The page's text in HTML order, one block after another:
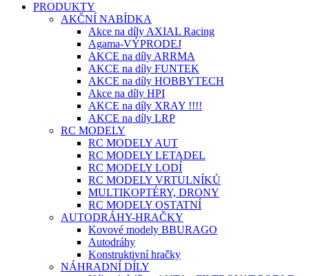
PRODUKTY
AKČNÍ NABÍDKA
Akce na díly AXIAL Racing
Agama-VÝPRODEJ
AKCE na díly ARRMA
AKCE na díly FUNTEK
AKCE na díly HOBBYTECH
Akce na díly HPI
AKCE na díly XRAY !!!!
AKCE na díly LRP
RC MODELY
RC MODELY AUT
RC MODELY LETADEL
RC MODELY LODÍ
RC MODELY VRTULNÍKŮ
MULTIKOPTÉRY, DRONY
RC MODELY OSTATNÍ
AUTODRÁHY-HRAČKY
Kovové modely BBURAGO
Autodráhy
Konstruktivní hračky
NÁHRADNÍ DÍLY